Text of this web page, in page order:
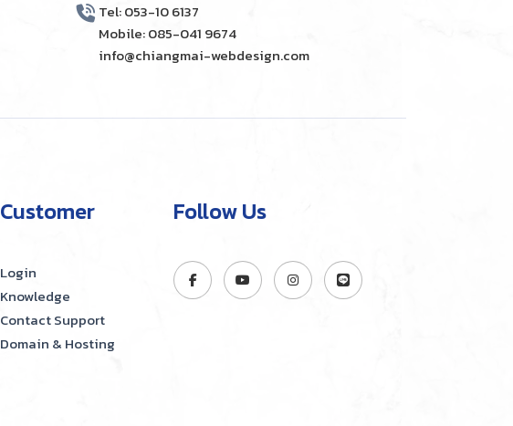
Tel: 053-10 6137
Mobile: 085-041 9674
info@chiangmai-webdesign.com
Customer
Login
Knowledge
Contact Support
Domain & Hosting
Follow Us